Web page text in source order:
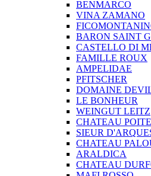
BENMARCO
VINA ZAMANO
BARON SAINT
CASTELLO DI
FAMILLE ROUX
AMPELIDAE
PFITSCHER
DOMAINE
LE BONHEUR
WEINGUT LEITZ
CHATEAU
SIEUR
CHATEAU
ARALDICA
CHATEAU